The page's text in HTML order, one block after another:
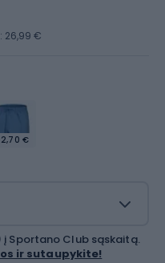
€
26,99 €
Sportano Club sąskaitą.
ir sutaupykite!